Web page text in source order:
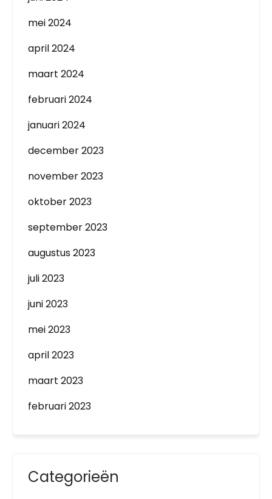
mei 2024
april 2024
maart 2024
februari 2024
januari 2024
december 2023
november 2023
oktober 2023
september 2023
augustus 2023
juli 2023
juni 2023
mei 2023
april 2023
maart 2023
februari 2023
Categorieën